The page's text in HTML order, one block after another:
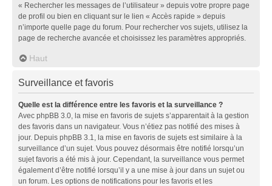
« Rechercher les messages de l’utilisateur » depuis votre propre page
de profil ou bien en cliquant sur le lien « Accès rapide » depuis
n’importe quelle page du forum. Pour rechercher vos sujets, utilisez la
page de recherche avancée et choisissez les paramètres appropriés.
Haut
Surveillance et favoris
Quelle est la différence entre les favoris et la surveillance ?
Avec phpBB 3.0, la mise en favoris de sujets s’apparentait à la gestion
des favoris dans un navigateur. Vous n’étiez pas notifié des mises à
jour. Depuis phpBB 3.1, la mise en favoris de sujets est similaire à la
surveillance d’un sujet. Vous pouvez désormais être notifié lorsqu’un
sujet favoris a été mis à jour. Cependant, la surveillance vous permet
également d’être notifié lorsqu’il y a une mise à jour dans un sujet ou
un forum. Les options de notifications pour les favoris et les